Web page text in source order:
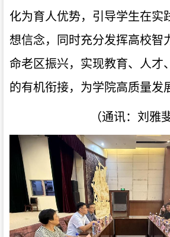
化为育人优势，引导学生在实
想信念，同时充分发挥高校智
命老区振兴，实现教育、人才
的有机衔接，为学院高质量发
（通讯：刘雅